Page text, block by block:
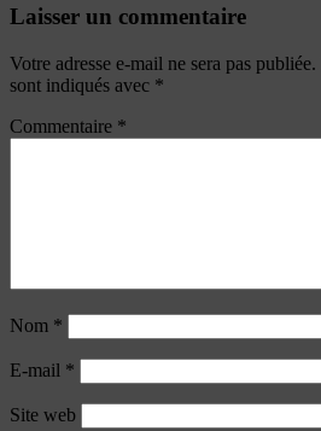
Laisser un commentaire
Votre adresse e-mail ne sera pas publiée.
sont indiqués avec *
Commentaire *
Nom *
E-mail *
Site web